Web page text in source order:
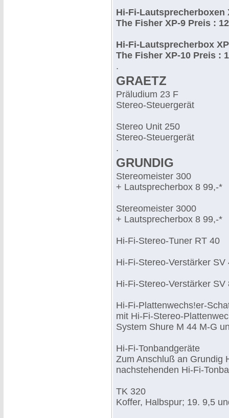
Hi-Fi-Lautsprecherboxen
The Fisher XP-9 Preis :
Hi-Fi-Lautsprecherbox
The Fisher XP-10 Preis :
.
GRAETZ
Präludium 23 F
Stereo-Steuergerät
Stereo Unit 250
Stereo-Steuergerät
.
GRUNDIG
Stereomeister 300
+ Lautsprecherbox 8 99,-*
Stereomeister 3000
+ Lautsprecherbox 8 99,-*
Hi-Fi-Stereo-Tuner RT 40
Hi-Fi-Stereo-Verstärker SV
Hi-Fi-Stereo-Verstärker SV
Hi-Fi-Plattenwechs!er-
mit Hi-Fi-Stereo-
System Shure M 44 M-G
Hi-Fi-Tonbandgeräte
Zum Anschluß an Grundig
nachstehenden Hi-Fi-
TK 320
Koffer, Halbspur; 19. 9,5